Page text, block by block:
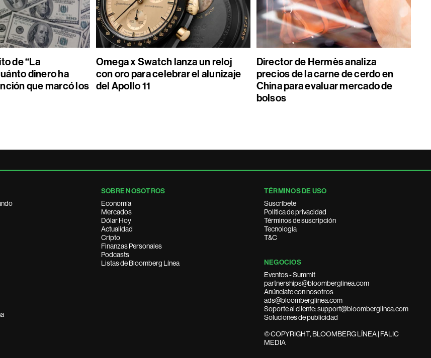
de “La
dinero ha
que marcó los
Omega x Swatch lanza un reloj
con oro para celebrar el alunizaje
del Apollo 11
Director de Hermès analiza
precios de la carne de cerdo en
China para evaluar mercado de
bolsos
SOBRE NOSOTROS
Economía
Mercados
Dólar Hoy
Actualidad
Cripto
Finanzas Personales
Podcasts
Listas de Bloomberg Línea
TÉRMINOS DE USO
Suscríbete
Política de privacidad
Términos de suscripción
Tecnología
T&C
NEGOCIOS
Eventos - Summit
partnerships@bloomberglinea.com
Anúnciate con nosotros
ads@bloomberglinea.com
Soporte al cliente: support@bloomberglinea.com
Soluciones de publicidad
© COPYRIGHT, BLOOMBERG LÍNEA | FALIC
MEDIA